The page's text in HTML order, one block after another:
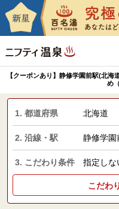
【クーポンあり】静修学園前駅(北
め
1. 都道府県 北海道
2. 沿線・駅 静修学園
3. こだわり条件 指定しな
こだわ